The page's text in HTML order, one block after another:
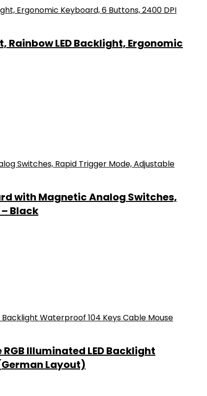
Rainbow LED Backlight, Ergonomic
with Magnetic Analog Switches,
Black
Illuminated LED Backlight
Layout)